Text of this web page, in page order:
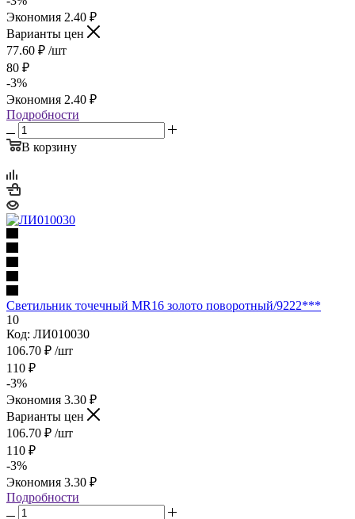
Экономия 2.40 ₽
Варианты цен
77.60 ₽ /шт
80 ₽
-3%
Экономия 2.40 ₽
Подробности
В корзину
Светильник точечный MR16 золото поворотный/9222***
10
Код: ЛИ010030
106.70 ₽ /шт
110 ₽
-3%
Экономия 3.30 ₽
Варианты цен
106.70 ₽ /шт
110 ₽
-3%
Экономия 3.30 ₽
Подробности